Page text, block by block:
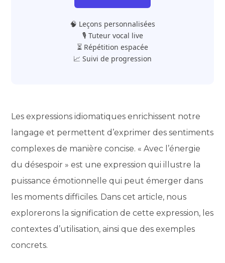
🧠 Leçons personnalisées
🎙️ Tuteur vocal live
⏳ Répétition espacée
📈 Suivi de progression
Les expressions idiomatiques enrichissent notre
langage et permettent d’exprimer des sentiments
complexes de manière concise. « Avec l’énergie
du désespoir » est une expression qui illustre la
puissance émotionnelle qui peut émerger dans
les moments difficiles. Dans cet article, nous
explorerons la signification de cette expression, les
contextes d’utilisation, ainsi que des exemples
concrets.